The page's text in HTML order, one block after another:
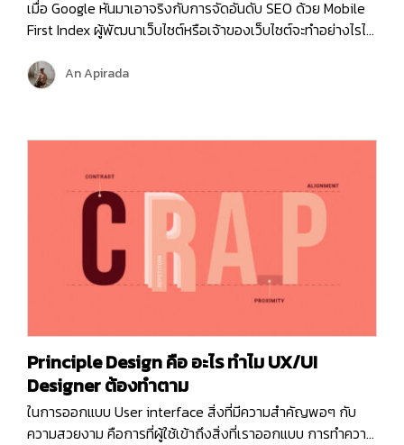
เมื่อ Google หันมาเอาจริงกับการจัดอันดับ SEO ด้วย Mobile
First Index ผู้พัฒนาเว็บไซต์หรือเจ้าของเว็บไซต์จะทำอย่างไรไม่
ช่องทางหลักที่จะทำให้ลูกค้าหรือกลุ่มเป้าหมายเข้าถึงเว็บไซต์ได้
นั้น แน่นอนว่าอันดับบน Google จึงเป็นสิ่งที่ผู้จัดทำเว็บไซต์ต้อง
Indexing คืออะไร…
An Apirada
Principle Design คือ อะไร ทำไม UX/UI
Designer ต้องทำตาม
ในการออกแบบ User interface สิ่งที่มีความสำคัญพอๆ กับ
ความสวยงาม คือการที่ผู้ใช้เข้าถึงสิ่งที่เราออกแบบ การทำความ